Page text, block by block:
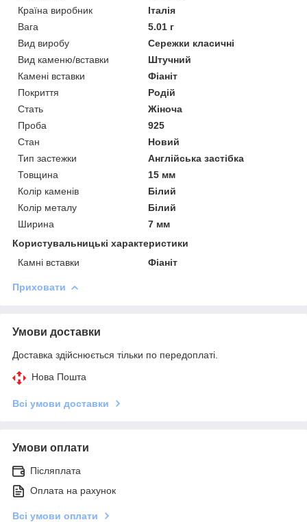
Країна виробник
Італія
Вага
5.01 г
Вид виробу
Сережки класичні
Вид каменю/вставки
Штучний
Камені вставки
Фіаніт
Покриття
Родій
Стать
Жіноча
Проба
925
Стан
Новий
Тип застежки
Англійська застібка
Товщина
15 мм
Колір каменів
Білий
Колір металу
Білий
Ширина
7 мм
Користувальницькі характеристики
Камні вставки
Фіаніт
Приховати
Умови доставки
Доставка здійснюється тільки по передоплаті.
Нова Пошта
Всі умови доставки
Умови оплати
Післяплата
Оплата на рахунок
Всі умови оплати